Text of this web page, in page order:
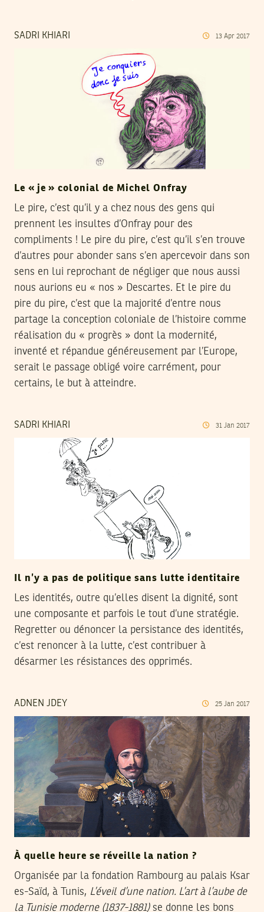
SADRI KHIARI 13 Apr 2017
Le « je » colonial de Michel Onfray
Le pire, c’est qu’il y a chez nous des gens qui
prennent les insultes d’Onfray pour des
compliments ! Le pire du pire, c’est qu’il s’en trouve
d’autres pour abonder sans s’en apercevoir dans son
sens en lui reprochant de négliger que nous aussi
nous aurions eu « nos » Descartes. Et le pire du
pire du pire, c’est que la majorité d’entre nous
partage la conception coloniale de l’histoire comme
réalisation du « progrès » dont la modernité,
inventé et répandue généreusement par l’Europe,
serait le passage obligé voire carrément, pour
certains, le but à atteindre.
SADRI KHIARI 31 Jan 2017
Il n’y a pas de politique sans lutte identitaire
Les identités, outre qu’elles disent la dignité, sont
une composante et parfois le tout d’une stratégie.
Regretter ou dénoncer la persistance des identités,
c’est renoncer à la lutte, c’est contribuer à
désarmer les résistances des opprimés.
ADNEN JDEY 25 Jan 2017
À quelle heure se réveille la nation ?
Organisée par la fondation Rambourg au palais Ksar
es-Saïd, à Tunis, L’éveil d’une nation. L’art à l’aube de
la Tunisie moderne (1837-1881)se donne les bons